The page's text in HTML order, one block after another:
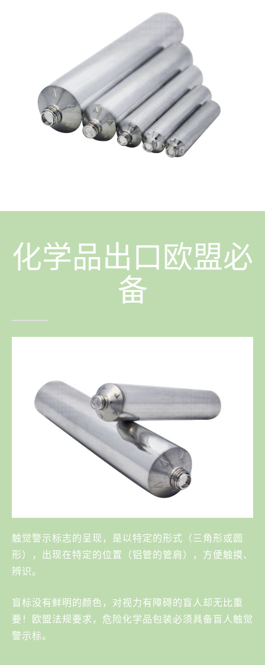
化学品出口欧盟必
备
触觉警示标志的呈现，是以特定的形式（三角形或圆
形），出现在特定的位置（铝管的管肩），方便触摸、
辨识。
盲标没有鲜明的颜色，对视力有障碍的盲人却无比重
要！欧盟法规要求，危险化学品包装必须具备盲人触觉
警示标。